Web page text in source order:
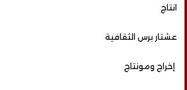
انتاج
عشتار برس الثقافية
إخراج ومونتاج